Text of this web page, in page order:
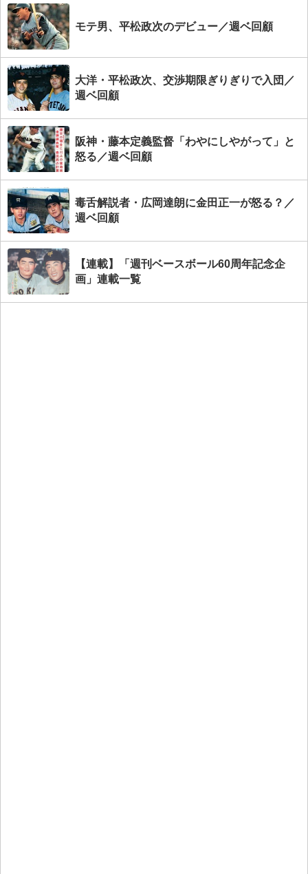
モテ男、平松政次のデビュー／週ベ回顧
大洋・平松政次、交渉期限ぎりぎりで入団／
週ベ回顧
阪神・藤本定義監督「わやにしやがって」と
怒る／週ベ回顧
毒舌解説者・広岡達朗に金田正一が怒る？／
週ベ回顧
【連載】「週刊ベースボール60周年記念企
画」連載一覧